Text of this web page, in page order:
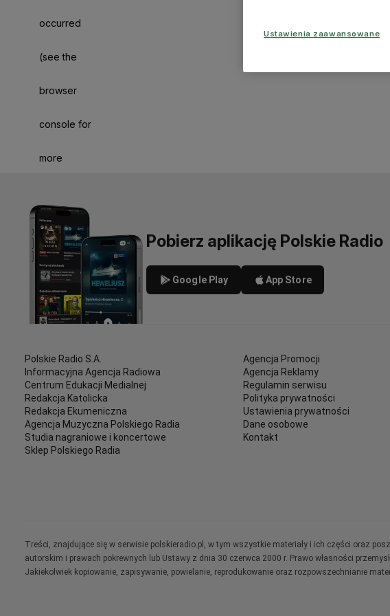
occurred
(see the
browser
console for
more
Pobierz aplikację Polskie Radio
Google Play App Store
Polskie Radio S.A.
Informacyjna Agencja Radiowa
Centrum Edukacji Medialnej
Redakcja Katolicka
Redakcja Ekumeniczna
Agencja Muzyczna Polskiego Radia
Studia nagraniowe i koncertowe
Sklep Polskiego Radia
Agencja Promocji
Agencja Reklamy
Regulamin serwisu
Polityka prywatności
Ustawienia prywatności
Dane osobowe
Kontakt
Treści, znajdujące się w serwisie polskieradio.pl, w tym wszystkie materiały i ich części oraz
autorskim i prawach pokrewnych lub Ustawy z dnia 30 czerwca 2000 r. Prawo własności
Jakiekolwiek kopiowanie, zapisywanie, powielanie, reprodukowanie oraz rozpowszechnianie
Ustawienia zaawansowane